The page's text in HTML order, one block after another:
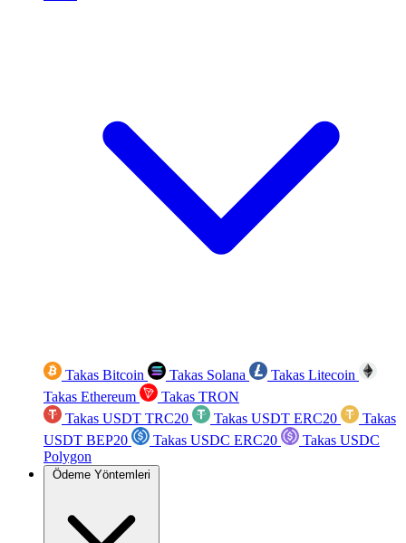
Takas Bitcoin Takas Solana
Takas Litecoin
Takas Ethereum
Takas TRON
Takas USDT TRC20
Takas USDT ERC20
Takas
USDT BEP20
Takas USDC ERC20
Takas USDC
Polygon
Ödeme Yöntemleri